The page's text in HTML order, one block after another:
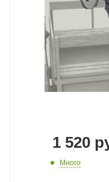
1 520
Много